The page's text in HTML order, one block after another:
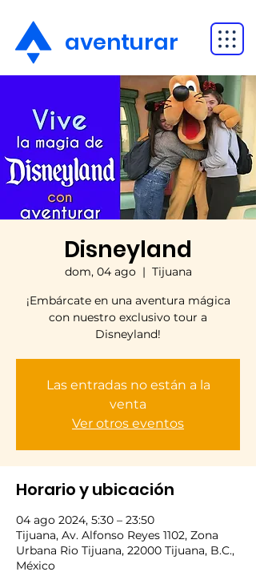
aventurar
Disneyland
dom, 04 ago
  |
Tijuana
¡Embárcate en una aventura mágica
con nuestro exclusivo tour a
Disneyland!
Las entradas no están a la
venta
Ver otros eventos
Horario y ubicación
04 ago 2024, 5:30 – 23:50
Tijuana, Av. Alfonso Reyes 1102, Zona
Urbana Rio Tijuana, 22000 Tijuana, B.C.,
México